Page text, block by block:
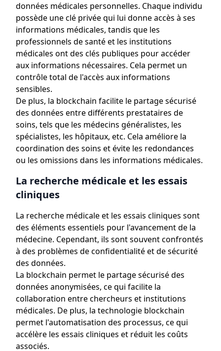
données médicales personnelles. Chaque individu
possède une clé privée qui lui donne accès à ses
informations médicales, tandis que les
professionnels de santé et les institutions
médicales ont des clés publiques pour accéder
aux informations nécessaires. Cela permet un
contrôle total de l'accès aux informations
sensibles.
De plus, la blockchain facilite le partage sécurisé
des données entre différents prestataires de
soins, tels que les médecins généralistes, les
spécialistes, les hôpitaux, etc. Cela améliore la
coordination des soins et évite les redondances
ou les omissions dans les informations médicales.
La recherche médicale et les essais
cliniques
La recherche médicale et les essais cliniques sont
des éléments essentiels pour l'avancement de la
médecine. Cependant, ils sont souvent confrontés
à des problèmes de confidentialité et de sécurité
des données.
La blockchain permet le partage sécurisé des
données anonymisées, ce qui facilite la
collaboration entre chercheurs et institutions
médicales. De plus, la technologie blockchain
permet l'automatisation des processus, ce qui
accélère les essais cliniques et réduit les coûts
associés.